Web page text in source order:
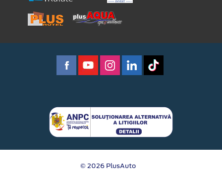
© 2026 PlusAuto